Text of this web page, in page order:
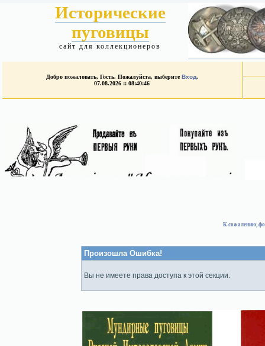
Исторические
пуговицы
сайт для коллекционеров
Добро пожаловать, Гость. Пожалуйста, выберитеВход.
07.08.2026 :: 08:40:46
К сожалению,
Произошла Ошибка!
Вы не имеете права доступа к этой секции.